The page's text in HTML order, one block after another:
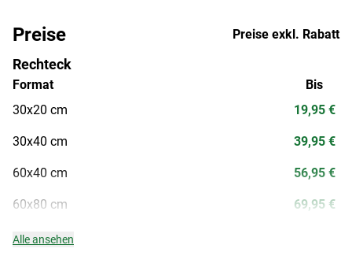
Preise Preise exkl. Rabatt
Rechteck
Format
30x20 cm
30x40 cm
60x40 cm
60x80 cm
Bis
19,95 €
39,95 €
56,95 €
69,95 €
Alle ansehen